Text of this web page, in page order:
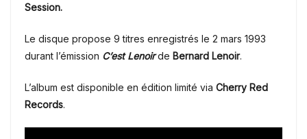
Session.
Le disque propose 9 titres enregistrés le 2 mars 1993
durant l’émission C’est Lenoirde Bernard Lenoir.
L’album est disponible en édition limité via Cherry Red
Records.